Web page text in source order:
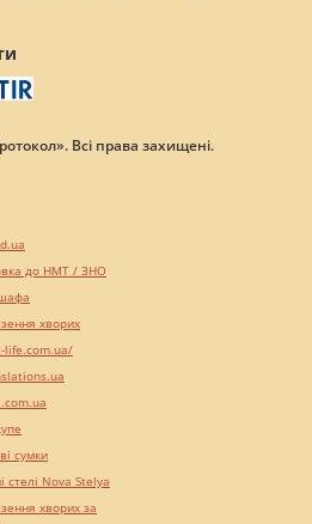
Всі права захищені.
до НМТ / ЗНО
хворих
life.com.ua/
сумки
стелі Nova Stelya
хворих за